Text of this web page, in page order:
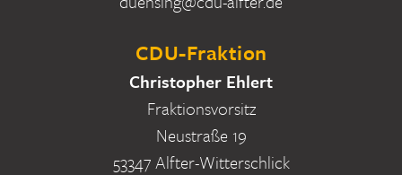
CDU-Fraktion
Christopher Ehlert
Fraktionsvorsitz
Neustraße 19
53347 Alfter-Witterschlick